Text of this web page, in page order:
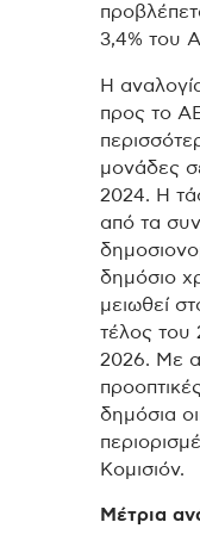
3,4% του
Η
προς το
μονάδες
2024. Η
από τα
δημόσιο
μειωθεί
τέλος του
2026. Με
δημόσια
Κομισιόν.
Μέτρια